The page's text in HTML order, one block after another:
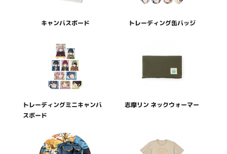
キャンバスボード トレーディング缶バッジ
トレーディングミニキャンバ
スボード
志摩リン ネックウォーマー